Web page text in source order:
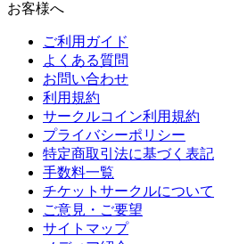
お客様へ
ご利用ガイド
よくある質問
お問い合わせ
利用規約
サークルコイン利用規約
プライバシーポリシー
特定商取引法に基づく表記
手数料一覧
チケットサークルについて
ご意見・ご要望
サイトマップ